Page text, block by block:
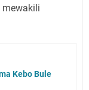
mewakili
Kebo Bule